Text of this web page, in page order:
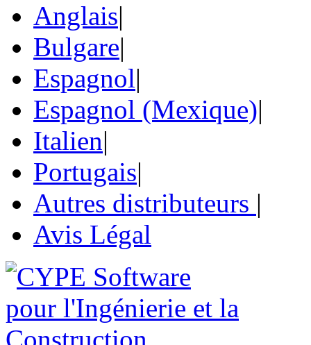
Anglais|
Bulgare|
Espagnol|
Espagnol (Mexique)|
Italien|
Portugais|
Autres distributeurs |
Avis Légal